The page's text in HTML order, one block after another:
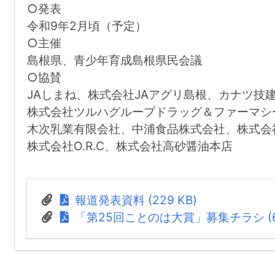
○発表
令和9年2月頃（予定）
○主催
島根県、青少年育成島根県民会議
○協賛
JAしまね、株式会社JAアグリ島根、カナツ技
株式会社ツルハグループドラッグ＆ファーマ
木次乳業有限会社、中浦食品株式会社、株式
株式会社O.R.C、株式会社高砂醤油本店
報道発表資料 (229 KB)
「第25回ことのは大賞」募集チラシ